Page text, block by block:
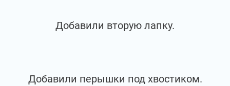
Добавили вторую лапку.
Добавили перышки под хвостиком.